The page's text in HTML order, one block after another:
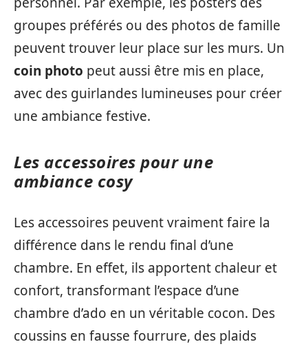
groupes préférés ou des photos de famille
peuvent trouver leur place sur les murs. Un
coin photo peut aussi être mis en place,
avec des guirlandes lumineuses pour créer
une ambiance festive.
Les accessoires pour une
ambiance cosy
Les accessoires peuvent vraiment faire la
différence dans le rendu final d’une
chambre. En effet, ils apportent chaleur et
confort, transformant l’espace d’une
chambre d’ado en un véritable cocon. Des
coussins en fausse fourrure, des plaids